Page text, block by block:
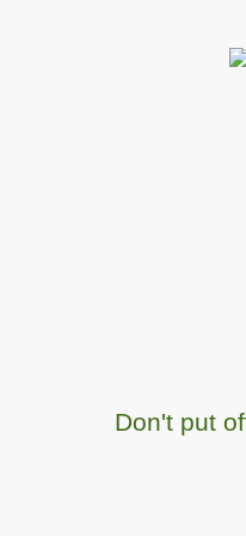
Don't put